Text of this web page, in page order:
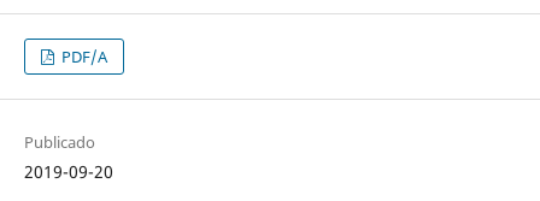
PDF/A
Publicado
2019-09-20